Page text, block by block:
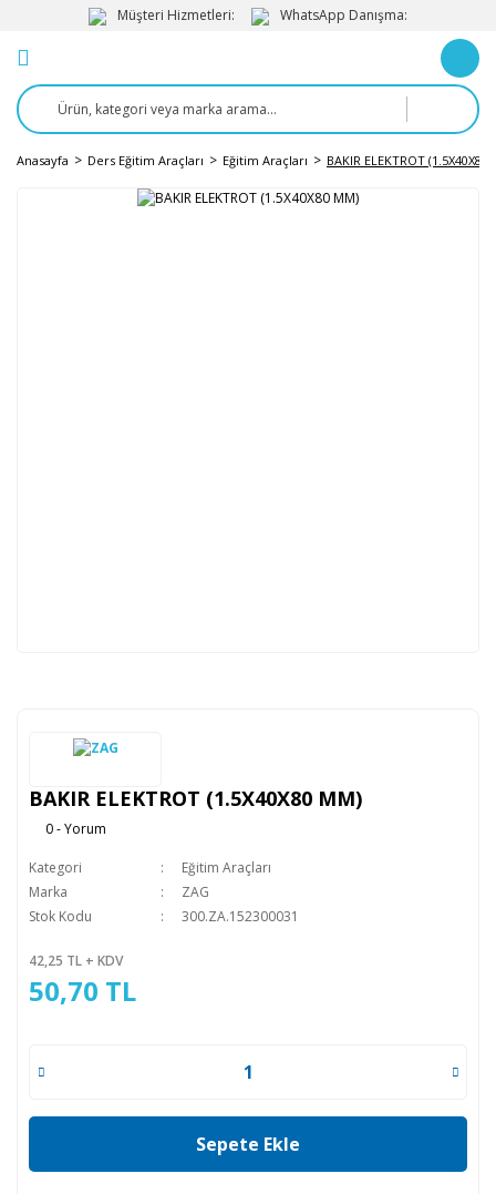
Müşteri Hizmetleri: WhatsApp Danışma:
Anasayfa Ders Eğitim Araçları Eğitim Araçları BAKIR ELEKTROT (1.5X40X80
BAKIR ELEKTROT (1.5X40X80 MM)
0 - Yorum
Kategori
Eğitim Araçları
Marka
ZAG
Stok Kodu
300.ZA.152300031
42,25 TL + KDV
50,70 TL
Sepete Ekle